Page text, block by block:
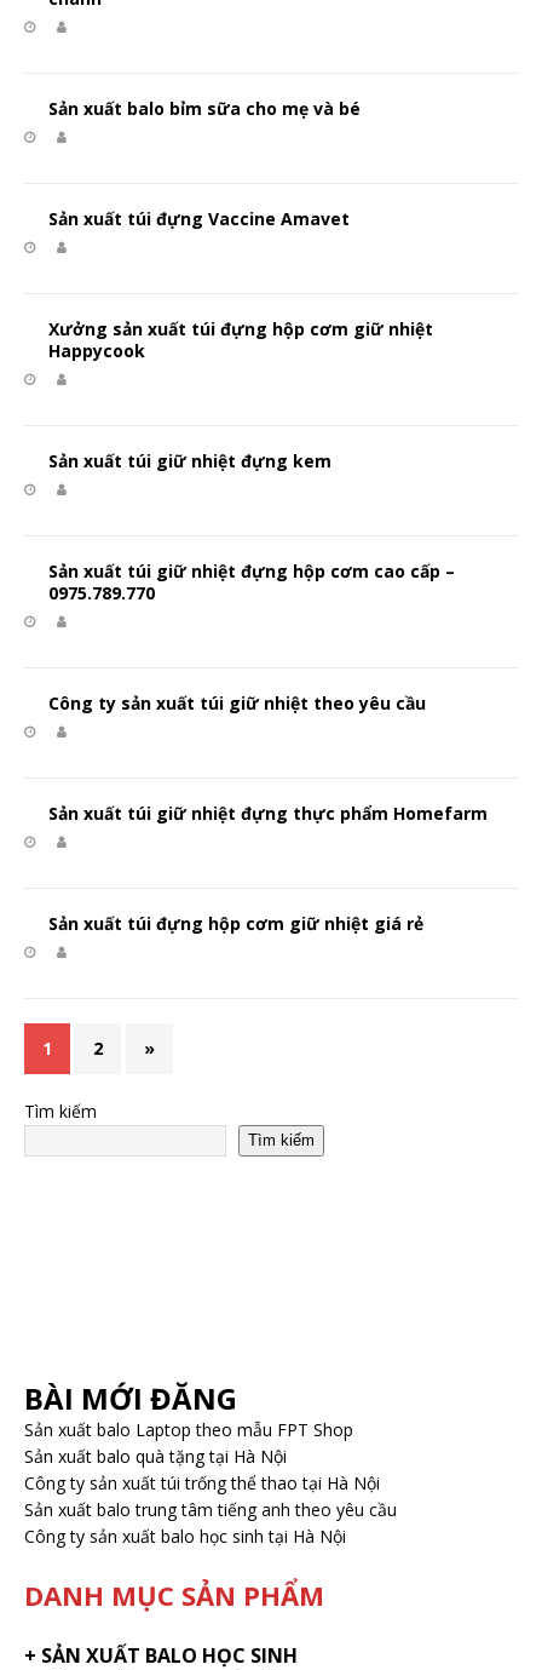
Sản xuất balo bỉm sữa cho mẹ và bé
Sản xuất túi đựng Vaccine Amavet
Xưởng sản xuất túi đựng hộp cơm giữ nhiệt
Happycook
Sản xuất túi giữ nhiệt đựng kem
Sản xuất túi giữ nhiệt đựng hộp cơm cao cấp –
0975.789.770
Công ty sản xuất túi giữ nhiệt theo yêu cầu
Sản xuất túi giữ nhiệt đựng thực phẩm Homefarm
Sản xuất túi đựng hộp cơm giữ nhiệt giá rẻ
1 2 »
Tìm kiếm
Tìm kiếm
BÀI MỚI ĐĂNG
Sản xuất balo Laptop theo mẫu FPT Shop
Sản xuất balo quà tặng tại Hà Nội
Công ty sản xuất túi trống thể thao tại Hà Nội
Sản xuất balo trung tâm tiếng anh theo yêu cầu
Công ty sản xuất balo học sinh tại Hà Nội
DANH MỤC SẢN PHẨM
+ SẢN XUẤT BALO HỌC SINH